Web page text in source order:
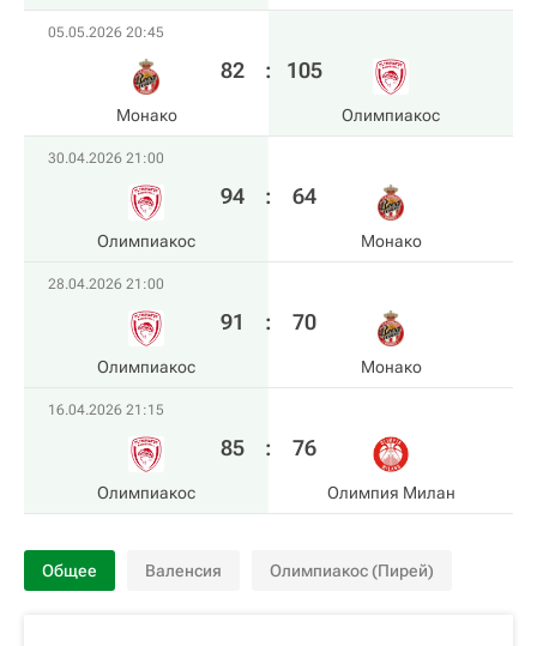
05.05.2026 20:45
Монако
82 : 105
Олимпиакос
30.04.2026 21:00
Олимпиакос
94 : 64
Монако
28.04.2026 21:00
Олимпиакос
91 : 70
Монако
16.04.2026 21:15
Олимпиакос
85 : 76
Олимпия Милан
Общее Валенсия Олимпиакос (Пирей)